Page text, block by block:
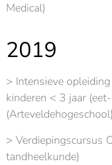
Medical)
2019
> Intensieve
kinderen < 3 jaar
(Arteveldehogeschool)
> Verdiepingscursus
tandheelkunde)